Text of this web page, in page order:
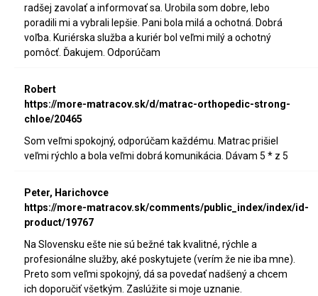
radšej zavolať a informovať sa. Urobila som dobre, lebo
poradili mi a vybrali lepšie. Pani bola milá a ochotná. Dobrá
voľba. Kuriérska služba a kuriér bol veľmi milý a ochotný
pomôcť. Ďakujem. Odporúčam
Robert
https://more-matracov.sk/d/matrac-orthopedic-strong-
chloe/20465
Som veľmi spokojný, odporúčam každému. Matrac prišiel
veľmi rýchlo a bola veľmi dobrá komunikácia. Dávam 5 * z 5
Peter, Harichovce
https://more-matracov.sk/comments/public_index/index/id-
product/19767
Na Slovensku ešte nie sú bežné tak kvalitné, rýchle a
profesionálne služby, aké poskytujete (verím že nie iba mne).
Preto som veľmi spokojný, dá sa povedať nadšený a chcem
ich doporučiť všetkým. Zaslúžite si moje uznanie.